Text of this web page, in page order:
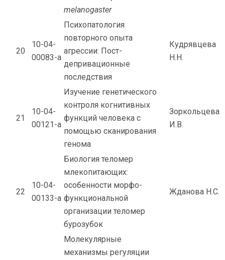
melanogaster
20
10-04-
00083-а
Психопатология
повторного опыта
агрессии: Пост-
депривационные
последствия
Кудрявцева
Н.Н.
21
10-04-
00121-а
Изучение генетического
контроля когнитивных
функций человека с
помощью сканирования
генома
Зоркольцева
И.В.
22
10-04-
00133-а
Биология теломер
млекопитающих:
особенности морфо-
функциональной
организации теломер
бурозубок
Жданова Н.С.
Молекулярные
механизмы регуляции